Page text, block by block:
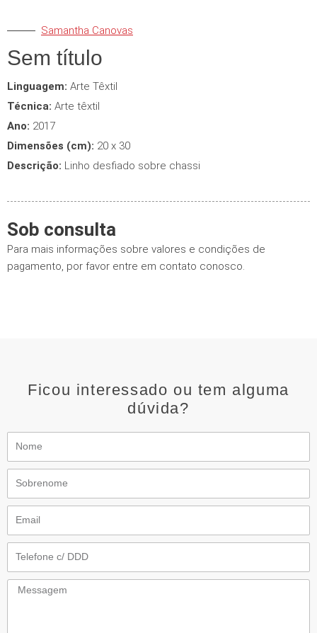
Samantha Canovas
Sem título
Linguagem: Arte Têxtil
Técnica: Arte têxtil
Ano: 2017
Dimensões (cm): 20 x 30
Descrição: Linho desfiado sobre chassi
Sob consulta
Para mais informações sobre valores e condições de
pagamento, por favor entre em contato conosco.
Ficou interessado ou tem alguma
dúvida?
Messagem